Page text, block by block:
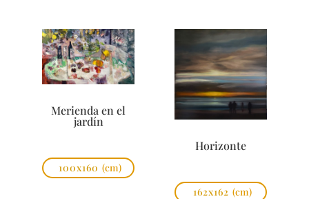
Merienda en el
jardín
100x160 (cm)
Horizonte
162x162 (cm)